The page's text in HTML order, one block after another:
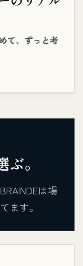
て、ずっと考
。
は場
ます。